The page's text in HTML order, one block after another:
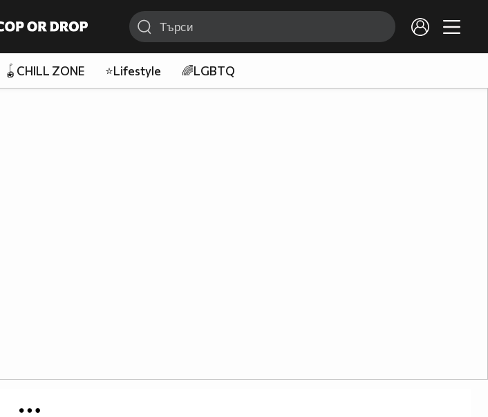
🪀CHILL ZONE ⭐Lifestyle 🌈LGBTQ